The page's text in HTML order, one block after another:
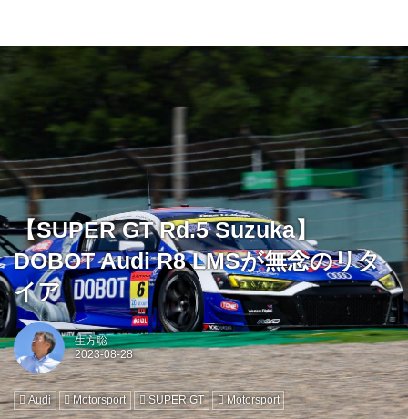
【SUPER GT Rd.5 Suzuka】
DOBOT Audi R8 LMSが無念のリタ
イア
生方聡
Audi Motorsport SUPER GT Motorsport